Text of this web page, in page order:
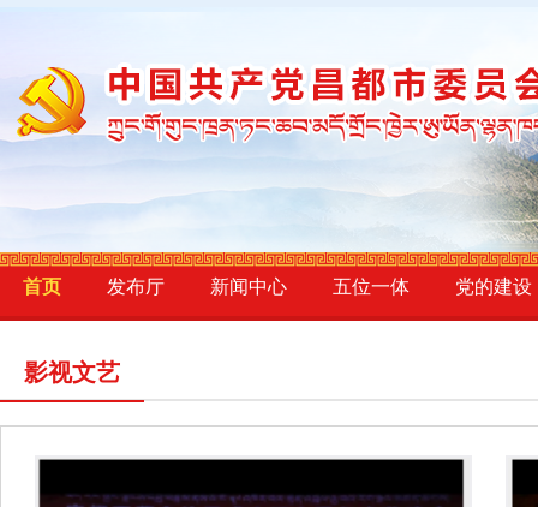
首页 发布厅 新闻中心 五位一体 党的建设
影视文艺